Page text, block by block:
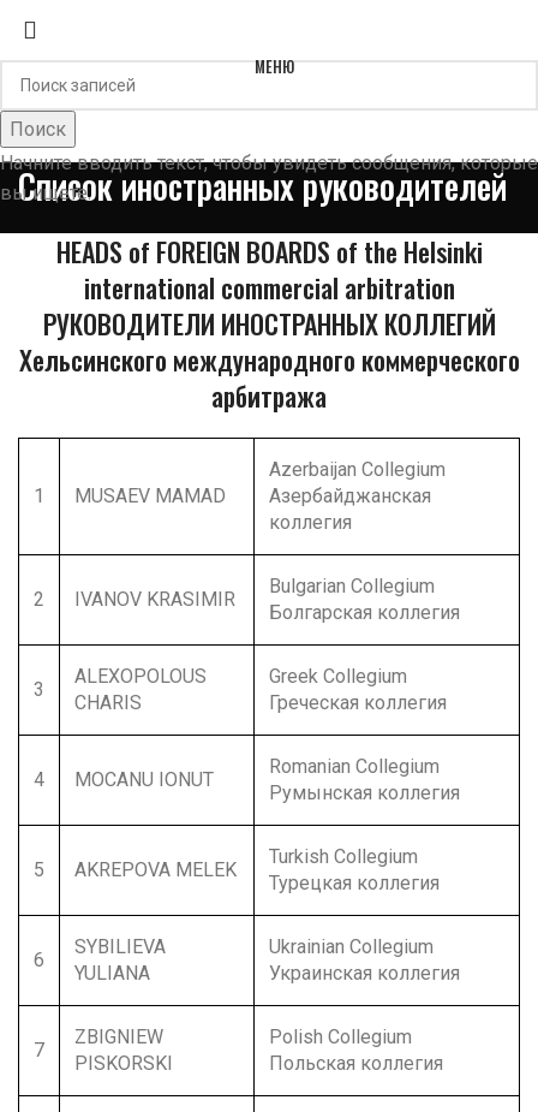
МЕНЮ
Список иностранных руководителей
HEADS of FOREIGN BOARDS of the Helsinki
international commercial arbitration
РУКОВОДИТЕЛИ ИНОСТРАННЫХ КОЛЛЕГИЙ
Хельсинского международного коммерческого
арбитража
1 MUSAEV MAMAD
Azerbaijan Collegium
Азербайджанcкая
коллегия
2 IVANOV KRASIMIR
Bulgarian Collegium
Болгарская коллегия
3
ALEXOPOLOUS
CHARIS
Greek Collegium
Греческая коллегия
4 MOCANU IONUT
Romanian Collegium
Румынская коллегия
5 AKREPOVA MELEK
Turkish Collegium
Турецкая коллегия
6
SYBILIEVA
YULIANA
Ukrainian Collegium
Украинская коллегия
7
ZBIGNIEW
PISKORSKI
Polish Collegium
Польская коллегия
Поиск
Начните вводить текст, чтобы увидеть сообщения, которые
вы ищете.